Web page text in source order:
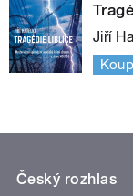
Jiří
Český rozhlas